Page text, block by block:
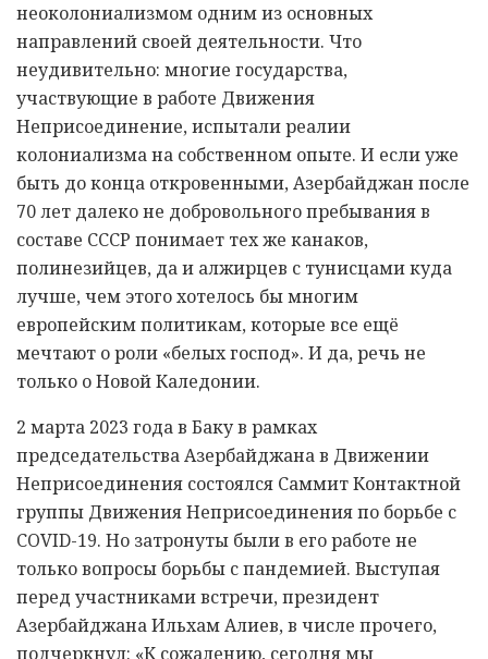
неоколониализмом одним из основных
направлений своей деятельности. Что
неудивительно: многие государства,
участвующие в работе Движения
Неприсоединение, испытали реалии
колониализма на собственном опыте. И если уже
быть до конца откровенными, Азербайджан после
70 лет далеко не добровольного пребывания в
составе СССР понимает тех же канаков,
полинезийцев, да и алжирцев с тунисцами куда
лучше, чем этого хотелось бы многим
европейским политикам, которые все ещё
мечтают о роли «белых господ». И да, речь не
только о Новой Каледонии.
2 марта 2023 года в Баку в рамках
председательства Азербайджана в Движении
Неприсоединения состоялся Саммит Контактной
группы Движения Неприсоединения по борьбе с
COVID-19. Но затронуты были в его работе не
только вопросы борьбы с пандемией. Выступая
перед участниками встречи, президент
Азербайджана Ильхам Алиев, в числе прочего,
подчеркнул: «К сожалению, сегодня мы